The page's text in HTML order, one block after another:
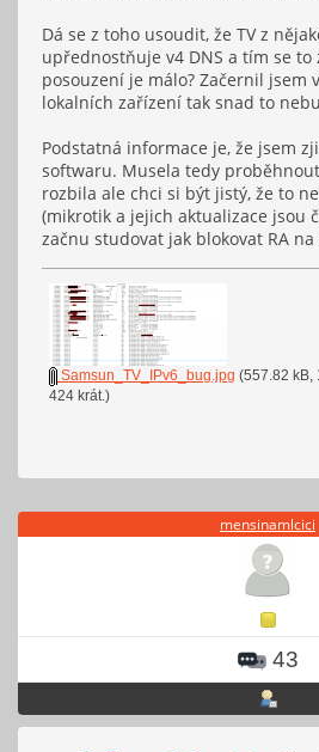
Dá se z toho usoudit, že TV z
upřednostňuje v4 DNS a tím se to
posouzení je málo? Začernil jsem
lokalních zařízení tak snad to
Podstatná informace je, že jsem
softwaru. Musela tedy
rozbila ale chci si být jistý, že to
(mikrotik a jejich aktualizace jsou
začnu studovat jak blokovat RA
Samsun_TV_IPv6_bug.jpg (557.82 kB,
424 krát.)
mensinamlcici
43